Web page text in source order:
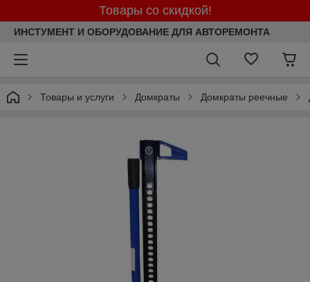
Товары со скидкой!
ИНСТУМЕНТ И ОБОРУДОВАНИЕ ДЛЯ АВТОРЕМОНТА
Товары и услуги Домкраты Домкраты реечные